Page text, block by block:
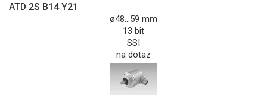
ATD 2S B14 Y21
ø48...59 mm
13 bit
SSI
na dotaz